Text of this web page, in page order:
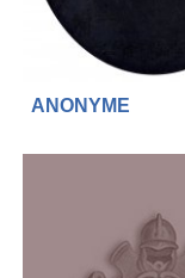
ANONYME